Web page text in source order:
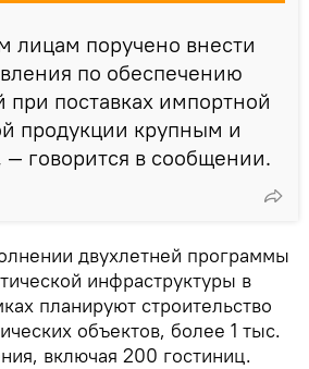
лицам поручено внести
по обеспечению
при поставках импортной
продукции крупным и
— говорится в сообщении.
двухлетней программы
инфраструктуры в
планируют строительство
объектов, более 1 тыс.
включая 200 гостиниц.